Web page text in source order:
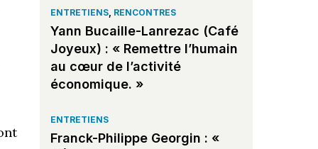
ENTRETIENS, RENCONTRES
Yann Bucaille-Lanrezac (Café
Joyeux) : « Remettre l’humain
au cœur de l’activité
économique. »
ENTRETIENS
Franck-Philippe Georgin : «